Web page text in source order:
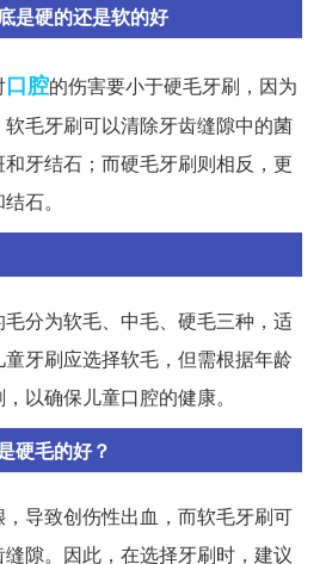
是硬的还是软的好
口腔的伤害要小于硬毛牙刷，因为
毛牙刷可以清除牙齿缝隙中的菌
牙结石；而硬毛牙刷则相反，更
石。
分为软毛、中毛、硬毛三种，适
牙刷应选择软毛，但需根据年龄
以确保儿童口腔的健康。
硬毛的好？
导致创伤性出血，而软毛牙刷可
隙。因此，在选择牙刷时，建议